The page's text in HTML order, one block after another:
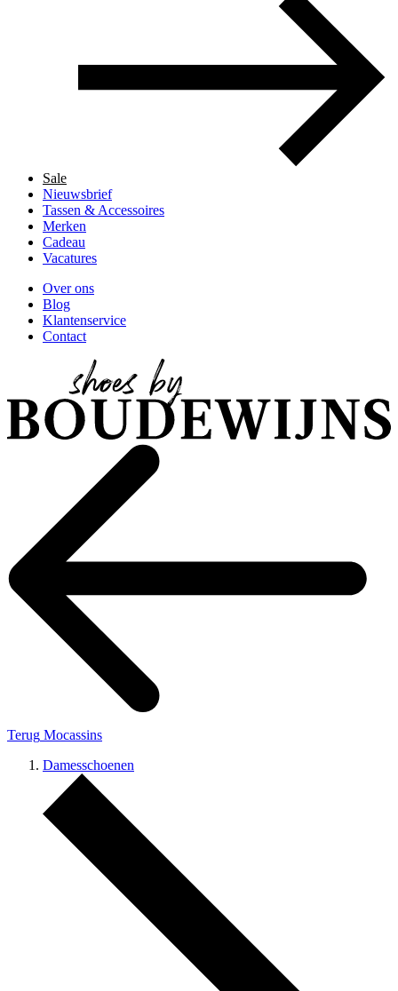
Sale
Nieuwsbrief
Tassen & Accessoires
Merken
Cadeau
Vacatures
Over ons
Blog
Klantenservice
Contact
Terug Mocassins
Damesschoenen